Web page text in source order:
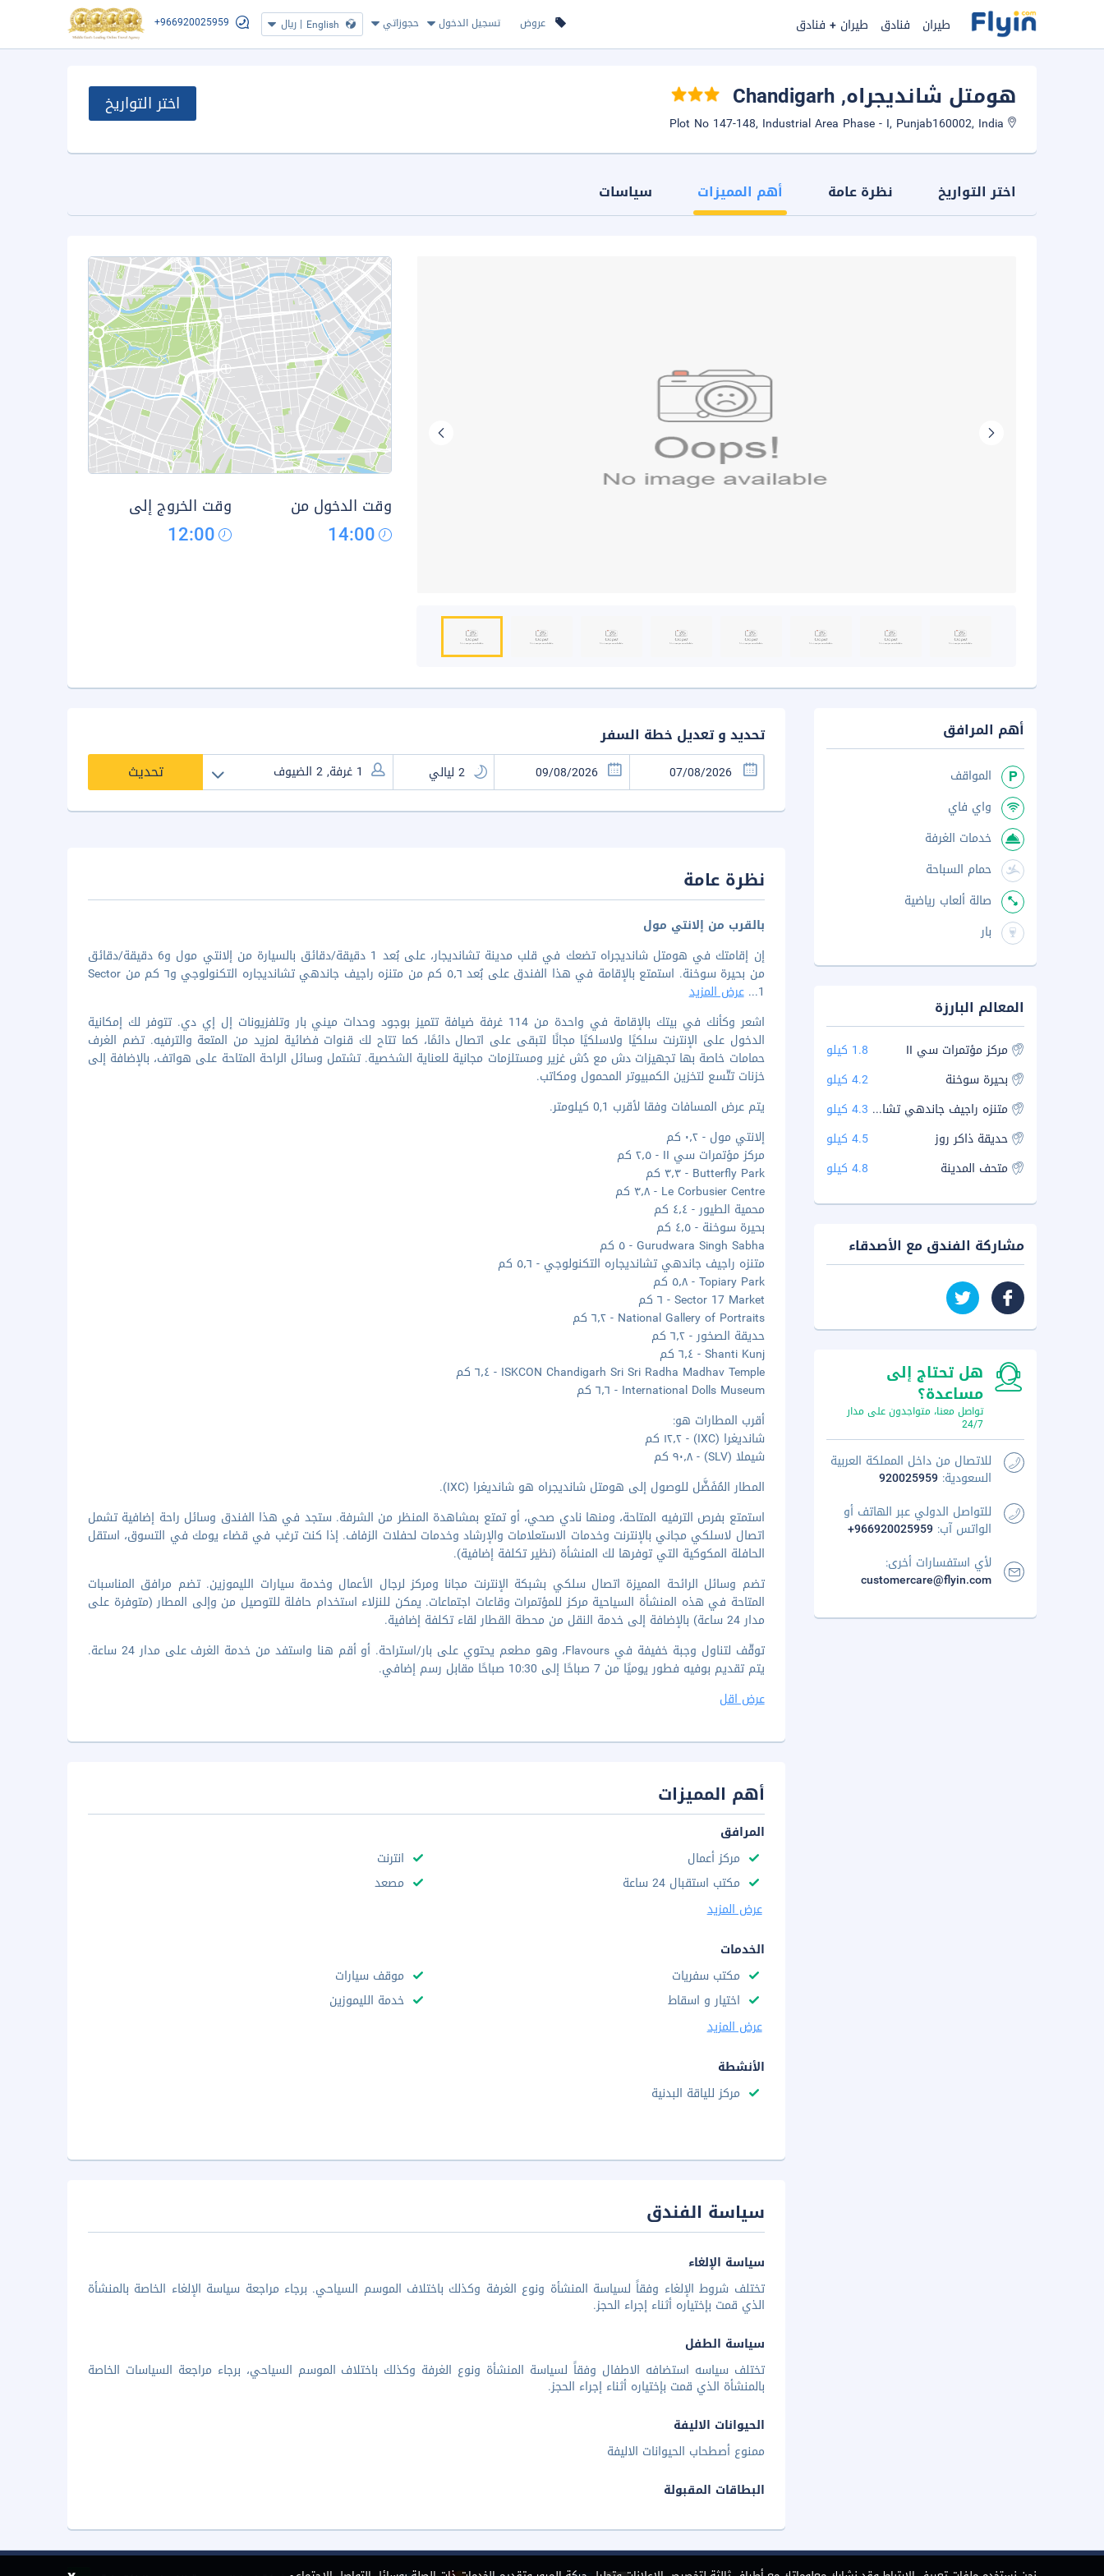
عروض تسجيل الدخول حجوزاتي English
| ريال +966920025959 طيران فنادق طيران + فنادق
هومتل شانديجراه, Chandigarh اختر التواريخ
اختر التواريخ نظرة عامة أهم المميزات سياسات
وقت الدخول من
14:00
وقت الخروج إلى
12:00
تحديد و تعديل خطة السفر
تحديث
نظرة عامة
بالقرب من إلانتي مول
إن إقامتك في هومتل شانديجراه تضعك في قلب مدينة تشانديجار، على بُعد 1 دقيقة/دقائق بالسيارة من إلانتي مول و6 دقيقة/دقائق
من بحيرة سوخنة. استمتع بالإقامة في هذا الفندق على بُعد ٥٫٦ كم من متنزه راجيف جاندهي تشانديجاره التكنولوجي و٦ كم من Sector
1
...عرض المزيد
اشعر وكأنك في بيتك بالإقامة في واحدة من 114 غرفة ضيافة تتميز بوجود وحدات ميني بار وتلفزيونات إل إي دي. تتوفر لك إمكانية
الدخول على الإنترنت سلكيًا ولاسلكيًا مجانًا لتبقى على اتصال دائمًا، كما تتاح لك قنوات فضائية لمزيد من المتعة والترفيه. تضم الغرف
حمامات خاصة بها تجهيزات دش مع دُش غزير ومستلزمات مجانية للعناية الشخصية. تشتمل وسائل الراحة المتاحة على هواتف، بالإضافة إلى
خزنات تتّسع لتخزين الكمبيوتر المحمول ومكاتب.
يتم عرض المسافات وفقا لأقرب 0,1 كيلومتر.
إلانتي مول - ٠٫٢ كم
مركز مؤتمرات سي II - ٢٫٥ كم
Butterfly Park - ٣٫٣ كم
Le Corbusier Centre - ٣٫٨ كم
محمية الطيور - ٤٫٤ كم
بحيرة سوخنة - ٤٫٥ كم
Gurudwara Singh Sabha - ٥ كم
متنزه راجيف جاندهي تشانديجاره التكنولوجي - ٥٫٦ كم
Topiary Park - ٥٫٨ كم
Sector 17 Market - ٦ كم
National Gallery of Portraits - ٦٫٢ كم
حديقة الصخور - ٦٫٢ كم
Shanti Kunj - ٦٫٤ كم
ISKCON Chandigarh Sri Sri Radha Madhav Temple - ٦٫٤ كم
International Dolls Museum - ٦٫٦ كم
أقرب المطارات هو:
شانديغرا (IXC) - ١٢٫٢ كم
شيملا (SLV) - ٩٠٫٨ كم
المطار المُفَضَّل للوصول إلى هومتل شانديجراه هو شانديغرا (IXC).
استمتع بفرص الترفيه المتاحة، ومنها نادي صحي، أو تمتع بمشاهدة المنظر من الشرفة. ستجد في هذا الفندق وسائل راحة إضافية تشمل
اتصال لاسلكي مجاني بالإنترنت وخدمات الاستعلامات والإرشاد وخدمات لحفلات الزفاف. إذا كنت ترغب في قضاء يومك في التسوق، استقل
الحافلة المكوكية التي توفرها لك المنشأة (نظير تكلفة إضافية).
تضم وسائل الرائحة المميزة اتصال سلكي بشبكة الإنترنت مجانا ومركز لرجال الأعمال وخدمة سيارات الليموزين. تضم مرافق المناسبات
المتاحة في هذه المنشأة السياحية مركز للمؤتمرات وقاعات اجتماعات. يمكن للنزلاء استخدام حافلة للتوصيل من وإلى المطار (متوفرة على
مدار 24 ساعة) بالإضافة إلى خدمة النقل من محطة القطار لقاء تكلفة إضافية.
توقّف لتناول وجبة خفيفة في Flavours، وهو مطعم يحتوي على بار/استراحة. أو أقم هنا واستفد من خدمة الغرف على مدار 24 ساعة.
يتم تقديم بوفيه فطور يوميًا من 7 صباحًا إلى 10:30 صباحًا مقابل رسم إضافي.
عرض اقل
أهم المميزات
المرافق
مركز أعمال
انترنت
مكتب استقبال 24 ساعة
مصعد
عرض المزيد
الخدمات
مكتب سفريات
موقف سيارات
اختيار و اسقاط
خدمة الليموزين
عرض المزيد
الأنشطة
مركز للياقة البدنية
سياسة الفندق
سياسة الإلغاء
تختلف شروط الإلغاء وفقاً لسياسة المنشأة ونوع الغرفة وكذلك باختلاف الموسم السياحي. برجاء مراجعة سياسة الإلغاء الخاصة بالمنشأة
الذي قمت بإختياره أثناء إجراء الحجز.
سياسة الطفل
تختلف سياسه استضافه الاطفال وفقاً لسياسة المنشأة ونوع الغرفة وكذلك باختلاف الموسم السياحي، برجاء مراجعة السياسات الخاصة
بالمنشأة الذي قمت بإختياره أثناء إجراء الحجز.
الحيوانات الاليفة
ممنوع أصطحاب الحيوانات الاليفة
البطاقات المقبولة
أهم المرافق
المواقف
واي فاي
خدمات الغرفة
حمام السباحة
صالة ألعاب رياضية
بار
المعالم البارزة
مركز مؤتمرات سي II
1.8 كيلو
بحيرة سوخنة
4.2 كيلو
متنزه راجيف جاندهي تشانديجاره التكنولوجي 4.3 كيلو
حديقة ذاكر روز
4.5 كيلو
متحف المدينة
4.8 كيلو
مشاركة الفندق مع الأصدقاء
هل تحتاج إلى
مساعدة؟
تواصل معنا، متواجدون على مدار
24/7
للاتصال من داخل المملكة العربية
السعودية: 920025959
للتواصل الدولي عبر الهاتف أو
الواتس آب: +966920025959
لأي استفسارات أخرى:
customercare@flyin.com